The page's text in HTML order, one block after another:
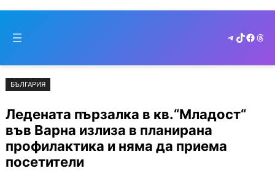
съдържанието
to
Telegram
TikTok
БЪЛГАРИЯ
Ледената пързалка в кв.“Младост“
във Варна излиза в планирана
профилактика и няма да приема
посетители